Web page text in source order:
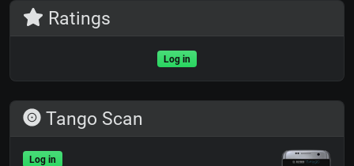
Ratings
Log in
Tango Scan
Log in